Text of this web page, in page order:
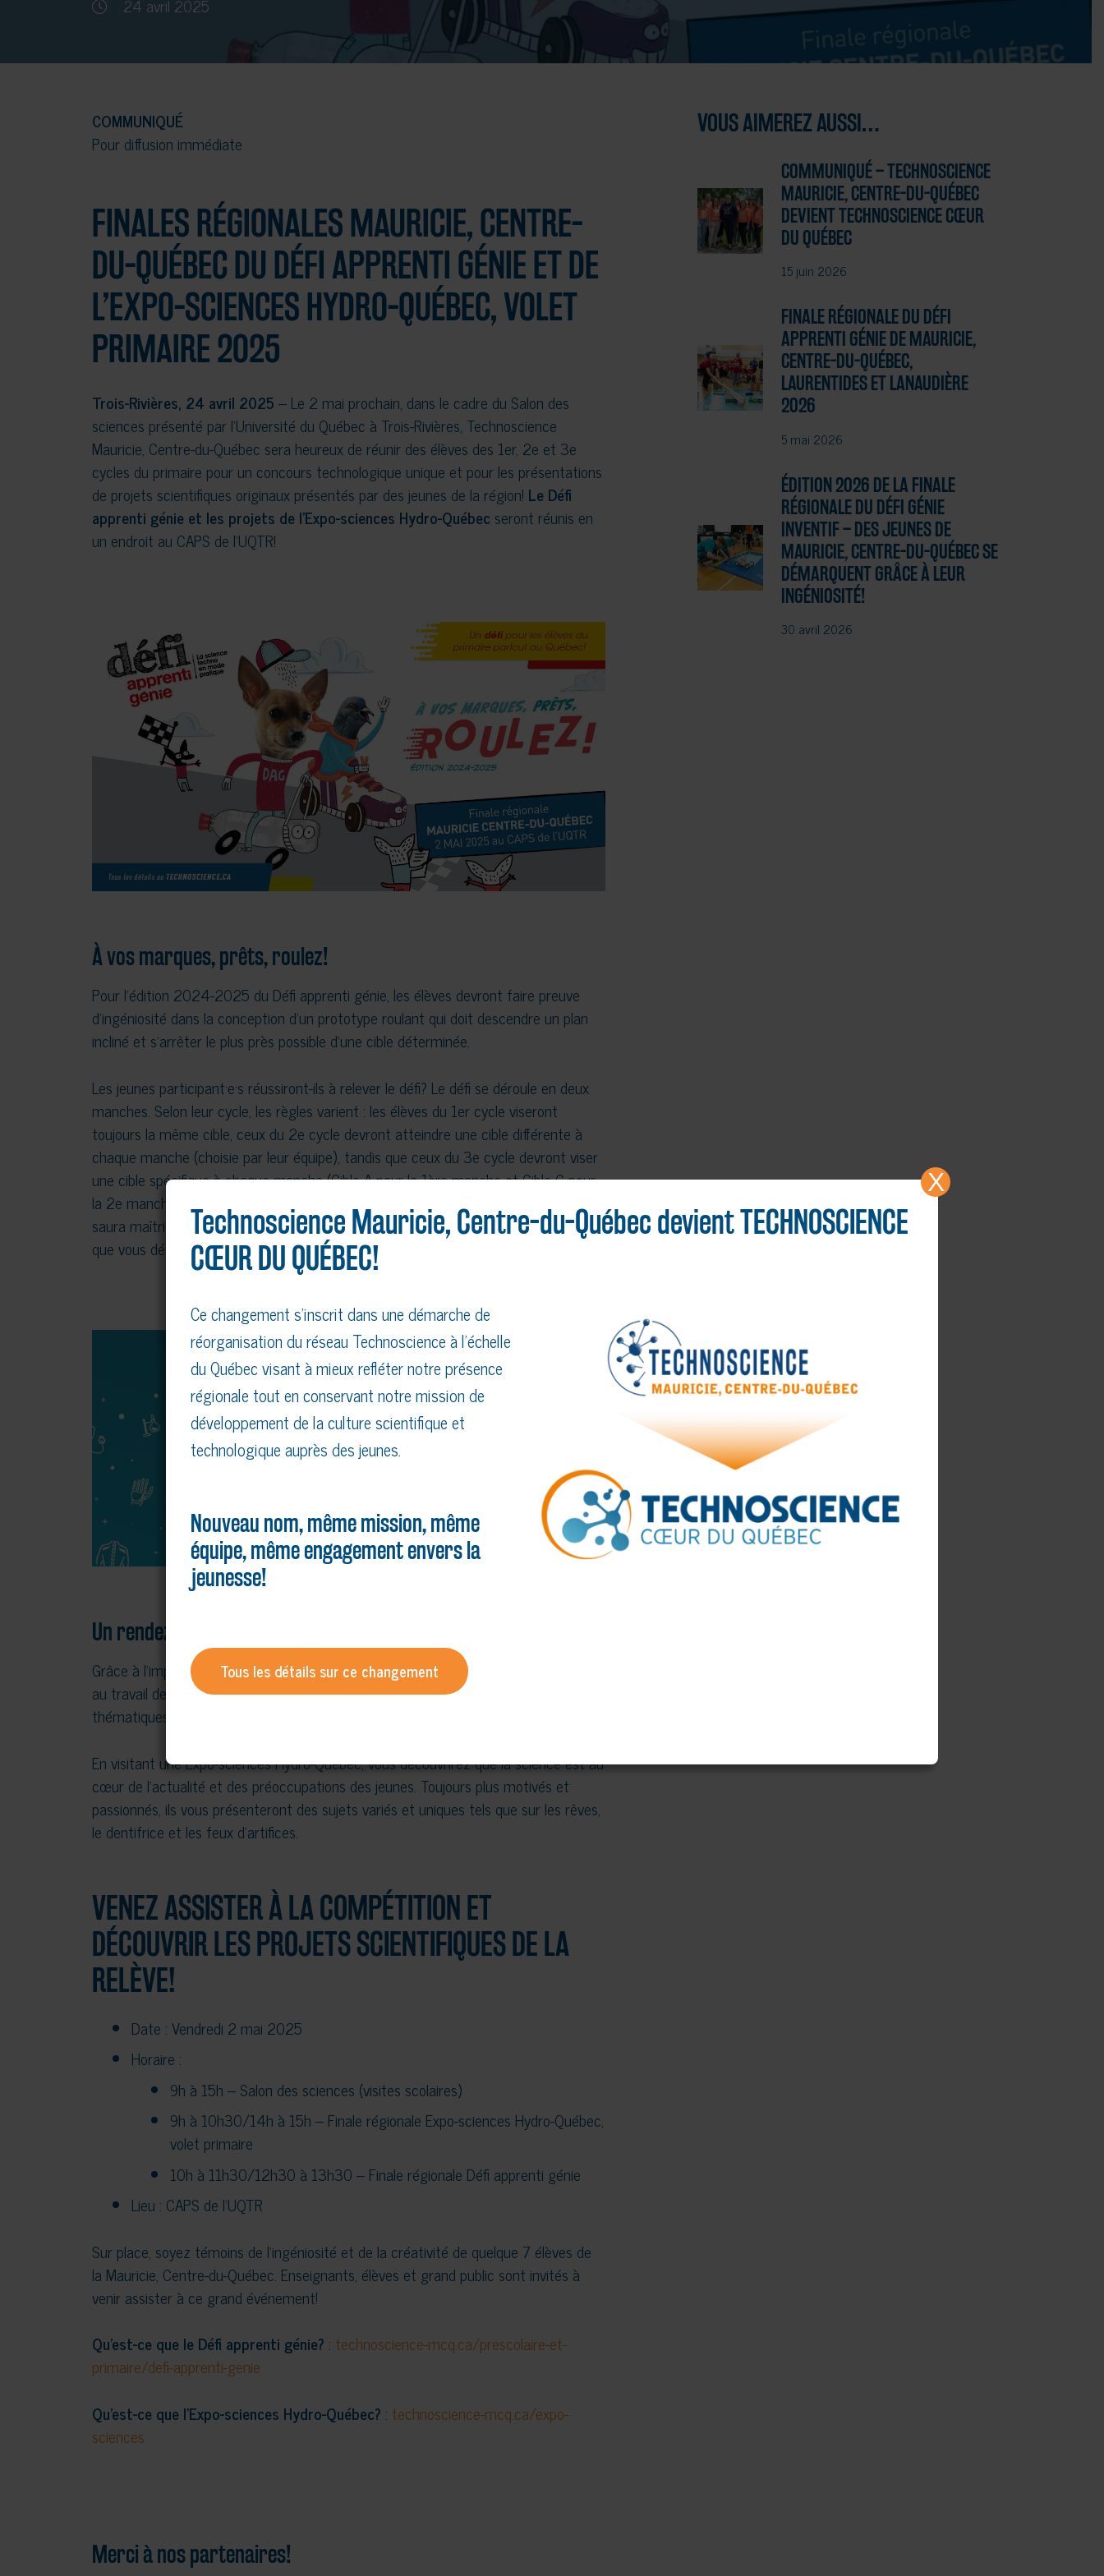
24 avril 2025
COMMUNIQUÉ
Pour diffusion immédiate
FINALES RÉGIONALES MAURICIE, CENTRE-
DU-QUÉBEC DU DÉFI APPRENTI GÉNIE ET DE
L’EXPO-SCIENCES HYDRO-QUÉBEC, VOLET
PRIMAIRE 2025
Trois-Rivières, 24 avril 2025– Le 2 mai prochain, dans le cadre du Salon des
sciences présenté par l’Université du Québec à Trois-Rivières, Technoscience
Mauricie, Centre-du-Québec sera heureux de réunir des élèves des 1er, 2e et 3e
cycles du primaire pour un concours technologique unique et pour les présentations
de projets scientifiques originaux présentés par des jeunes de la région! Le Défi
apprenti génie et les projets de l’Expo-sciences Hydro-Québec seront réunis en
un endroit au CAPS de l’UQTR!
À vos marques, prêts, roulez!
Pour l’édition 2024-2025 du Défi apprenti génie, les élèves devront faire preuve
d’ingéniosité dans la conception d’un prototype roulant qui doit descendre un plan
incliné et s’arrêter le plus près possible d’une cible déterminée.
Les jeunes participant·e·s réussiront-ils à relever le défi? Le défi se déroule en deux
manches. Selon leur cycle, les règles varient : les élèves du 1er cycle viseront
toujours la même cible, ceux du 2e cycle devront atteindre une cible différente à
chaque manche (choisie par leur équipe), tandis que ceux du 3e cycle devront viser
une cible spécifique à chaque manche (Cible A pour la 1ère manche et Cible C pour
la 2e manche) en respectant une zone de départ obligatoire. Alors, quelle équipe
saura maîtriser la descente avec précision et accumuler le plus de points? C’est ce
que vous découvrirez!
Un rendez-vous pour oser la science!
Grâce à l’implication d’écoles de la région, au dévouement du personnel scolaire et
au travail des jeunes d’ici, vous pourrez découvrir des projets couvrant certaines
thématiques intéressantes entourant les sciences.
En visitant une Expo-sciences Hydro-Québec, vous découvrirez que la science est au
cœur de l’actualité et des préoccupations des jeunes. Toujours plus motivés et
passionnés, ils vous présenteront des sujets variés et uniques tels que sur les rêves,
le dentifrice et les feux d’artifices.
VENEZ ASSISTER À LA COMPÉTITION ET
DÉCOUVRIR LES PROJETS SCIENTIFIQUES DE LA
RELÈVE!
Date : Vendredi 2 mai 2025
Horaire :
9h à 15h – Salon des sciences (visites scolaires)
9h à 10h30/14h à 15h – Finale régionale Expo-sciences Hydro-Québec,
volet primaire
10h à 11h30/12h30 à 13h30 – Finale régionale Défi apprenti génie
Lieu : CAPS de l’UQTR
Sur place, soyez témoins de l’ingéniosité et de la créativité de quelque 7 élèves de
la Mauricie, Centre-du-Québec. Enseignants, élèves et grand public sont invités à
venir assister à ce grand événement!
Qu’est-ce que le Défi apprenti génie? : technoscience-mcq.ca/prescolaire-et-
primaire/defi-apprenti-genie
Qu’est-ce que l’Expo-sciences Hydro-Québec? : technoscience-mcq.ca/expo-
sciences
Merci à nos partenaires!
VOUS AIMEREZ AUSSI…
COMMUNIQUÉ – TECHNOSCIENCE
MAURICIE, CENTRE-DU-QUÉBEC
DEVIENT TECHNOSCIENCE CŒUR
DU QUÉBEC
15 juin 2026
FINALE RÉGIONALE DU DÉFI
APPRENTI GÉNIE DE MAURICIE,
CENTRE-DU-QUÉBEC,
LAURENTIDES ET LANAUDIÈRE
2026
5 mai 2026
ÉDITION 2026 DE LA FINALE
RÉGIONALE DU DÉFI GÉNIE
INVENTIF – DES JEUNES DE
MAURICIE, CENTRE-DU-QUÉBEC SE
DÉMARQUENT GRÂCE À LEUR
INGÉNIOSITÉ!
30 avril 2026
Technoscience Mauricie, Centre-du-Québec devientTECHNOSCIENCE
CŒUR DU QUÉBEC!
Ce changement s’inscrit dans une démarche de
réorganisation du réseau Technoscience à l’échelle
du Québec visant à mieux refléter notre présence
régionale tout en conservant notre mission de
développement de la culture scientifique et
technologique auprès des jeunes.
Nouveau nom, même mission, même
équipe, même engagement envers la
jeunesse!
Tous les détails sur ce changement
X